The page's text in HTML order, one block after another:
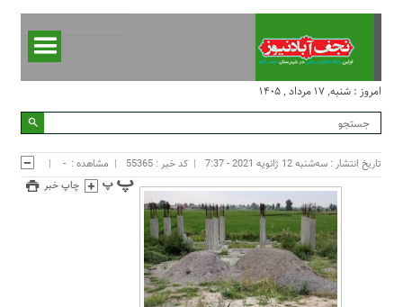
امروز : شنبه, ۱۷ مرداد , ۱۴۰۵
تاریخ انتشار : سه‌شنبه 12 ژانویه 2021 - 7:37 کد خبر : 55365 مشاهده : -
چاپ خبر